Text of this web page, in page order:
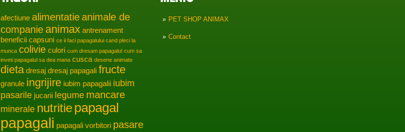
afectiune alimentatieanimale de
companie animax antrenament
beneficii capsuni ce ii faci papagalului cand pleci la
munca colivie culori cum dresam papagalul cum sa
inveti papagalul sa dea mana cusca desene animate
dieta dresaj dresaj papagali fructe
granule ingrijire iubim papagalii iubim
pasarile jucarii legume mancare
minerale nutritiepapagal
papagali papagali vorbitori pasare
PET SHOP ANIMAX
Contact